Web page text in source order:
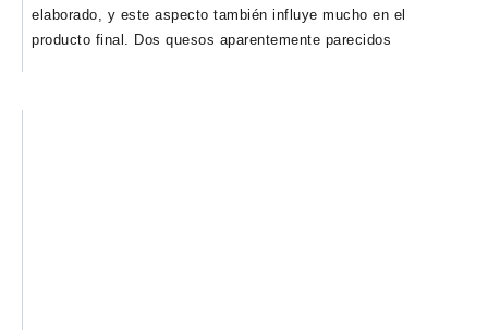
elaborado, y este aspecto también influye mucho en el
producto final. Dos quesos aparentemente parecidos